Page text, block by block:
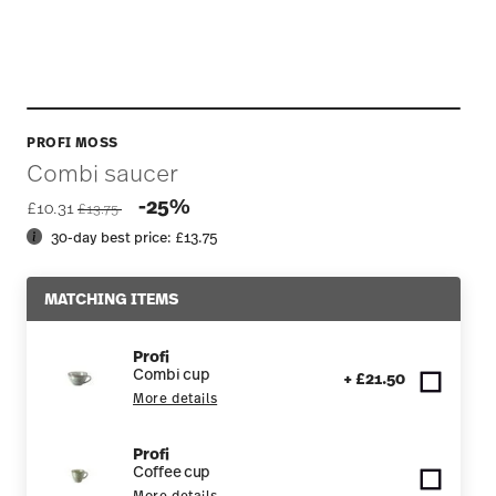
PROFI MOSS
Combi saucer
£10.31 Price reduced from
£13.75 -25%
30-day best price: £13.75
MATCHING ITEMS
Profi
Combi cup
More details
+ £21.50
Profi
Coffee cup